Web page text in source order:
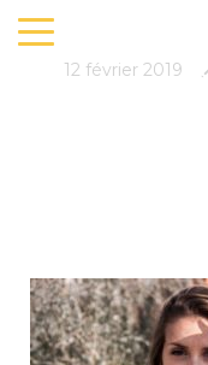
12 février 2019